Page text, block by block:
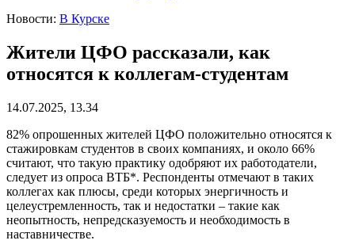
Новости: В Курске
Жители ЦФО рассказали, как
относятся к коллегам-студентам
14.07.2025, 13.34
82% опрошенных жителей ЦФО положительно относятся к
стажировкам студентов в своих компаниях, и около 66%
считают, что такую практику одобряют их работодатели,
следует из опроса ВТБ*. Респонденты отмечают в таких
коллегах как плюсы, среди которых энергичность и
целеустремленность, так и недостатки – такие как
неопытность, непредсказуемость и необходимость в
наставничестве.